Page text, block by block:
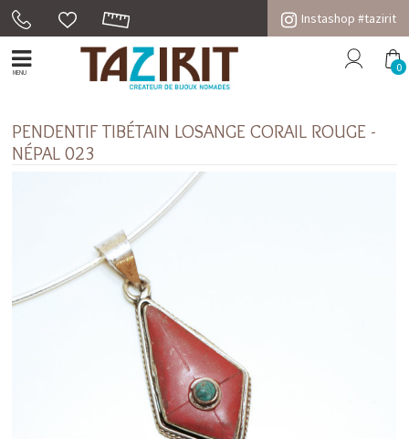
Instashop #tazirit
MENU 0
PENDENTIF TIBÉTAIN LOSANGE CORAIL ROUGE -
NÉPAL 023